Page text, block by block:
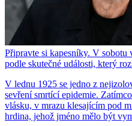
Připravte si kapesníky. V
podle skutečné události, který
V lednu 1925 se jedno z
sevření smrtící epidemie.
vlásku, v mrazu klesajícím pod
hrdina, jehož jméno mělo být